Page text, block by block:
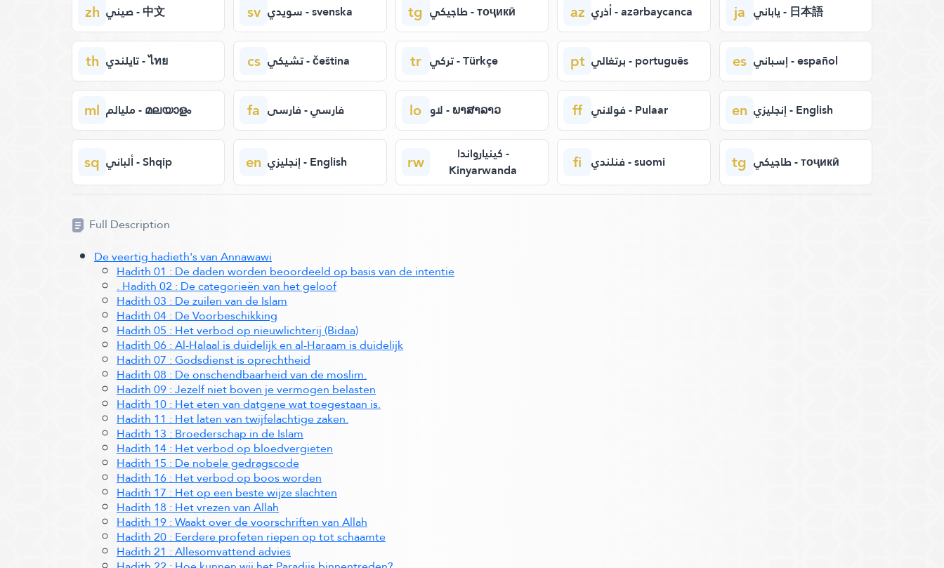
zh صيني - 中文 sv سويدي - svenska tg طاجيكي - тоҷикӣ az أذري - azərbaycanca ja ياباني - 日本語
th تايلندي - ไทย cs تشيكي - čeština tr تركي - Türkçe pt برتغالي - português es إسباني - español
ml مليالم - മലയാളം fa فارسي - فارسی lo لاو - ພາສາລາວ ff فولاني - Pulaar en إنجليزي - English
sq ألباني - Shqip en إنجليزي - English rw
كينيارواندا -
Kinyarwanda
fi فنلندي - suomi tg طاجيكي - тоҷикӣ
Full Description
De veertig hadieth's van Annawawi
Hadith 01 : De daden worden beoordeeld op basis van de intentie
. Hadith 02 : De categorieën van het geloof
Hadith 03 : De zuilen van de Islam
Hadith 04 : De Voorbeschikking
Hadith 05 : Het verbod op nieuwlichterij (Bidaa)
Hadith 06 : Al-Halaal is duidelijk en al-Haraam is duidelijk
Hadith 07 : Godsdienst is oprechtheid
Hadith 08 : De onschendbaarheid van de moslim.
Hadith 09 : Jezelf niet boven je vermogen belasten
Hadith 10 : Het eten van datgene wat toegestaan is.
Hadith 11 : Het laten van twijfelachtige zaken.
Hadith 13 : Broederschap in de Islam
Hadith 14 : Het verbod op bloedvergieten
Hadith 15 : De nobele gedragscode
Hadith 16 : Het verbod op boos worden
Hadith 17 : Het op een beste wijze slachten
Hadith 18 : Het vrezen van Allah
Hadith 19 : Waakt over de voorschriften van Allah
Hadith 20 : Eerdere profeten riepen op tot schaamte
Hadith 21 : Allesomvattend advies